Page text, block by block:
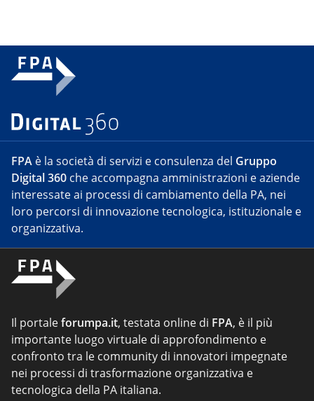
FPA è la società di servizi e consulenza del Gruppo
Digital 360 che accompagna amministrazioni e aziende
interessate ai processi di cambiamento della PA, nei
loro percorsi di innovazione tecnologica, istituzionale e
organizzativa.
Il portaleforumpa.it, testata online di FPA, è il più
importante luogo virtuale di approfondimento e
confronto tra le community di innovatori impegnate
nei processi di trasformazione organizzativa e
tecnologica della PA italiana.